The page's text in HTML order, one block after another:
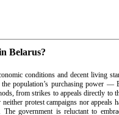
Belarus?
conditions and decent living
population’s purchasing power —
from strikes to appeals directly to
protest campaigns nor appeals
government is reluctant to